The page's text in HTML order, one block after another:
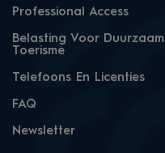
Professional Access
Belasting Voor Duurzaam
Toerisme
Telefoons En Licenties
FAQ
Newsletter